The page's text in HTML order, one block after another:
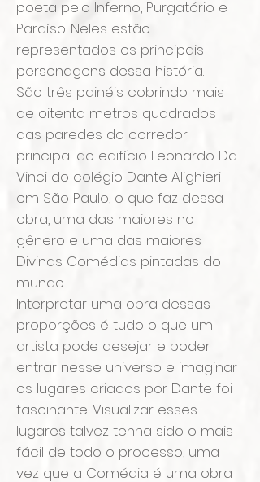
poeta pelo Inferno, Purgatório e
Paraíso. Neles estão
representados os principais
personagens dessa história.
São três painéis cobrindo mais
de oitenta metros quadrados
das paredes do corredor
principal do edifício Leonardo Da
Vinci do colégio Dante Alighieri
em São Paulo, o que faz dessa
obra, uma das maiores no
gênero e uma das maiores
Divinas Comédias pintadas do
mundo.
Interpretar uma obra dessas
proporções é tudo o que um
artista pode desejar e poder
entrar nesse universo e imaginar
os lugares criados por Dante foi
fascinante. Visualizar esses
lugares talvez tenha sido o mais
fácil de todo o processo, uma
vez que a Comédia é uma obra